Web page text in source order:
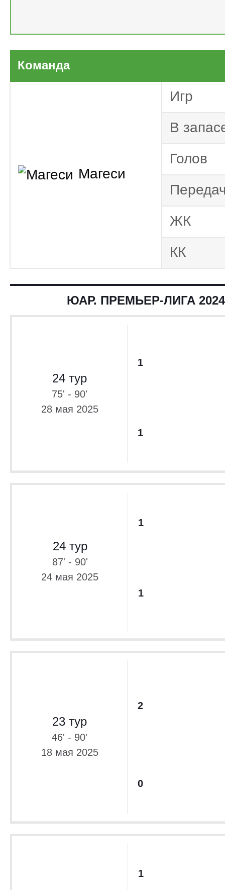
2023/2024
ЮАР.
ЮАР.
ЮАР.
Команда
Магеси
Игр
В
Голов
ЖК
КК
ЮАР. ПРЕМЬЕР-ЛИГА
24 тур
75' - 90'
28 мая 2025
1
1
24 тур
87' - 90'
24 мая 2025
1
1
23 тур
46' - 90'
18 мая 2025
2
0
1